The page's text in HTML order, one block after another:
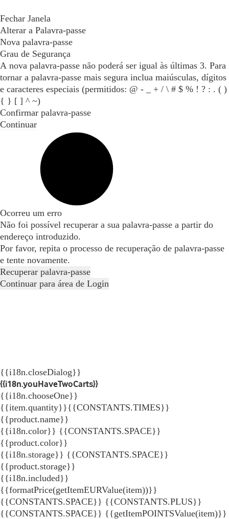
Fechar Janela
Alterar a Palavra-passe
Nova palavra-passe
Grau de Segurança
A nova palavra-passe não poderá ser igual às últimas 3. Para
tornar a palavra-passe mais segura inclua maiúsculas, dígitos
e caracteres especiais (permitidos: @ - _ + / \ # $ % ! ? : . ( )
{ } [ ] ^ ~)
Confirmar palavra-passe
Continuar
Ocorreu um erro
Não foi possível recuperar a sua palavra-passe a partir do
endereço introduzido.
Por favor, repita o processo de recuperação de palavra-passe
e tente novamente.
Recuperar palavra-passe
Continuar para área de Login
{{i18n.closeDialog}}
{{i18n.youHaveTwoCarts}}
{{i18n.chooseOne}}
{{item.quantity}}{{CONSTANTS.TIMES}}
{{product.name}}
{{i18n.color}} {{CONSTANTS.SPACE}}
{{product.color}}
{{i18n.storage}} {{CONSTANTS.SPACE}}
{{product.storage}}
{{i18n.included}}
{{formatPrice(getItemEURValue(item))}}
{{CONSTANTS.SPACE}} {{CONSTANTS.PLUS}}
{{CONSTANTS.SPACE}} {{getItemPOINTSValue(item)}}